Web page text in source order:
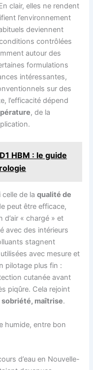
clair, elles ne rendent
l’environnement
deviennent
contrôlées
autour des
formulations
intéressantes,
sur des
l’efficacité dépend
, de la
HBM : le guide
celle de laqualité de
peut être efficace,
« chargé » et
avec des intérieurs
stagnent
avec mesure et
pilotage plus fin :
cutanée avant
piqûre. Cela rejoint
maîtrise.
humide, entre bon
d’eau en Nouvelle-